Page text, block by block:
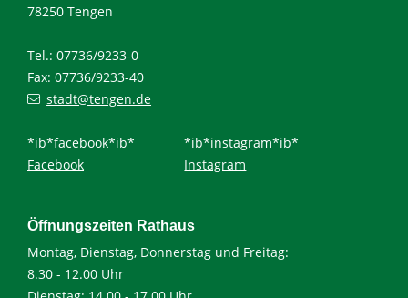
78250 Tengen
Tel.: 07736/9233-0
Fax: 07736/9233-40
stadt@tengen.de
*ib*facebook*ib*
Facebook
*ib*instagram*ib*
Instagram
Öffnungszeiten Rathaus
Montag, Dienstag, Donnerstag und Freitag:
8.30 - 12.00 Uhr